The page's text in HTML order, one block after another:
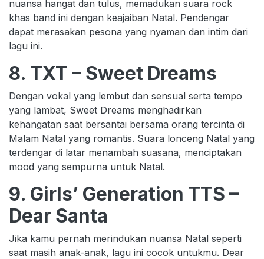
nuansa hangat dan tulus, memadukan suara rock
khas band ini dengan keajaiban Natal. Pendengar
dapat merasakan pesona yang nyaman dan intim dari
lagu ini.
8. TXT – Sweet Dreams
Dengan vokal yang lembut dan sensual serta tempo
yang lambat, Sweet Dreams menghadirkan
kehangatan saat bersantai bersama orang tercinta di
Malam Natal yang romantis. Suara lonceng Natal yang
terdengar di latar menambah suasana, menciptakan
mood yang sempurna untuk Natal.
9. Girls’ Generation TTS –
Dear Santa
Jika kamu pernah merindukan nuansa Natal seperti
saat masih anak-anak, lagu ini cocok untukmu. Dear